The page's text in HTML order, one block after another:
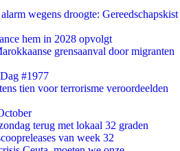
wegens droogte: Gereedschapskist
hem in 2028 opvolgt
grensaanval door migranten
#1977
tien voor terrorisme veroordeelden
terug met lokaal 32 graden
van week 32